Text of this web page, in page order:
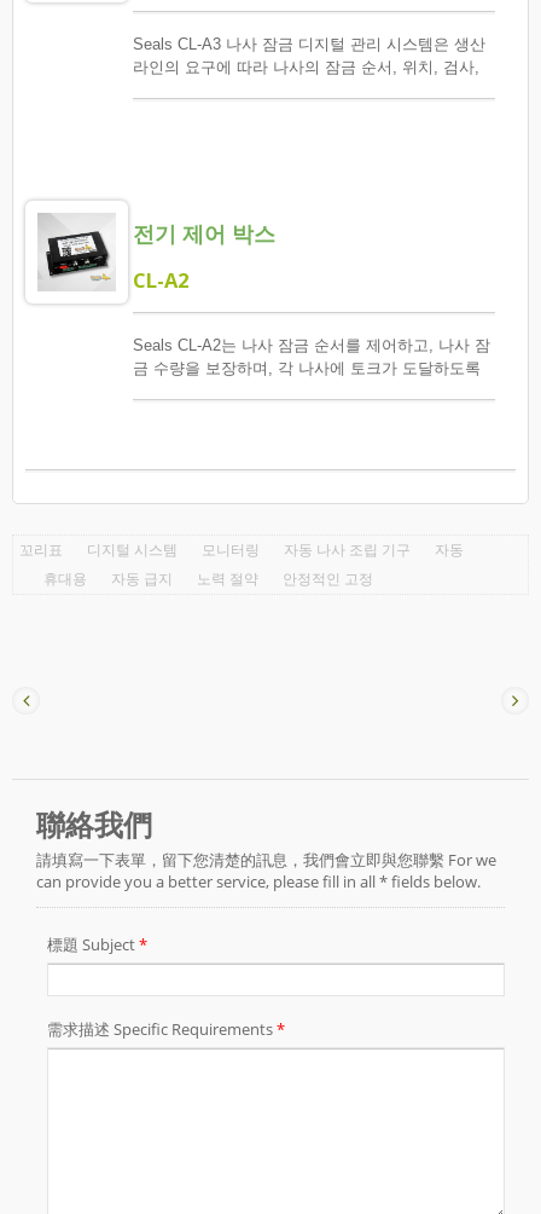
Seals CL-A3 나사 잠금 디지털 관리 시스템은 생산
라인의 요구에 따라 나사의 잠금 순서, 위치, 검사,
은 시스템의 안내에 따라 작업을 완료하여 제품에
결함이 없는 나사 조립을 보장하고, 각 나사의 조립
매개변수를 기록하여 모든 실행 과정을 추적할 수
전기 제어 박스
CL-A2
Seals CL-A2는 나사 잠금 순서를 제어하고, 나사 잠
금 수량을 보장하며, 각 나사에 토크가 도달하도록
꼬리표 디지털 시스템 모니터링 자동 나사 조립 기구
자동
휴대용
자동 급지 노력 절약 안정적인 고정